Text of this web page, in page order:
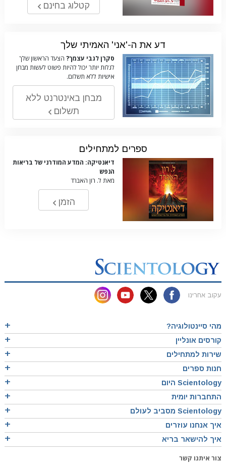
קטלוג בחינם
דע את ה-'אני' האמיתי שלך
סקרן לגבי עצמך? הצעד הראשון שלך
לגלות יותר יכול להיות פשוט לעשות מבחן
אישיות ללא תשלום.
מבחן באינטרנט ללא
תשלום
ספרים למתחילים
דיאנטיקה: המדע המודרני של בריאות
הנפש
מאת ל. רון האברד
הזמן
עקוב אחרינו
מהי סיינטולוגיה?
קורסים אונליין
שירות למתחילים
חנות ספרים
Scientology היום
התחברות יומית
Scientology מסביב לעולם
איך אנחנו עוזרים
איך להישאר בריא
צור איתנו קשר